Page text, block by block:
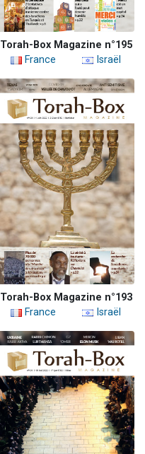
Torah-Box Magazine n°195
France
Israël
Torah-Box Magazine n°193
France
Israël